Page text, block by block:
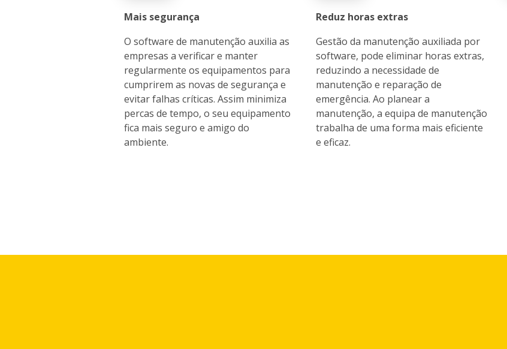
Mais segurança
O software de manutenção auxilia as
empresas a verificar e manter
regularmente os equipamentos para
cumprirem as novas de segurança e
evitar falhas críticas. Assim minimiza
percas de tempo, o seu equipamento
fica mais seguro e amigo do
ambiente.
Reduz horas extras
Gestão da manutenção auxiliada por
software, pode eliminar horas extras,
reduzindo a necessidade de
manutenção e reparação de
emergência. Ao planear a
manutenção, a equipa de manutenção
trabalha de uma forma mais eficiente
e eficaz.